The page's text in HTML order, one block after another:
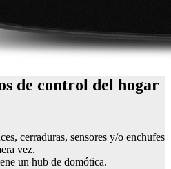
de control del hogar
cerraduras, sensores y/o enchufes
vez.
un hub de domótica.